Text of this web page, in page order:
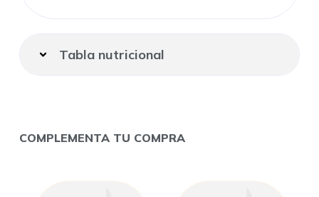
Tabla nutricional
COMPLEMENTA TU COMPRA